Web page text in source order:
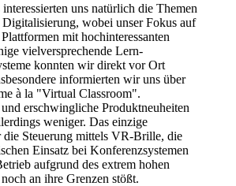
interessierten uns natürlich die Themen
wobei unser Fokus auf
mit hochinteressanten
vielversprechende Lern-
konnten wir direkt vor Ort
informierten wir uns über
à la "Virtual Classroom".
erschwingliche Produktneuheiten
weniger. Das einzige
die Steuerung mittels VR-Brille, die
Einsatz bei Konferenzsystemen
aufgrund des extrem hohen
an ihre Grenzen stößt.